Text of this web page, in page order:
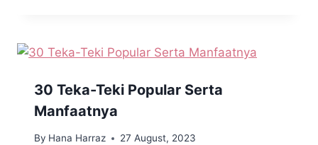
30 Teka-Teki Popular Serta
Manfaatnya
By Hana Harraz 27 August, 2023